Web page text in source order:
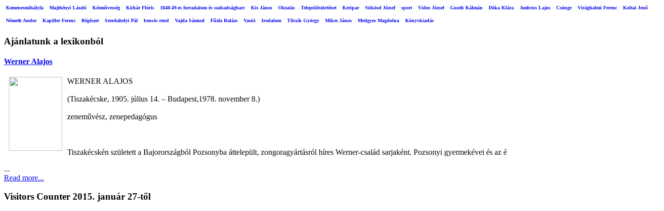
Kemenesmihályfa Majthényi László Kézművesség Kühár Flóris 1848-49-es forradalom és szabadságharc Kis János Oktatás Településtörténet Keripar Sükösd József sport Vidos József Guoth Kálmán Dóka Klára Ambrus Lajos Csönge Virághalmi Ferenc Koltai Jenő
Németh Andor Kapiller Ferenc Régészet Szerdahelyi Pál bencés rend Vajda Sámuel Fűzfa Balázs Vasút Irodalom Tilcsik György Mikes János Medgyes Magdolna Könyvkiadás
Ajánlatunk a lexikonból
Werner Alajos
WERNER ALAJOS
(Tiszakécske, 1905. július 14. – Budapest,1978. november 8.)
zeneművész, zenepedagógus
Tiszakécskén született a Bajorországból Pozsonyba áttelepült, zongoragyártásról híres Werner-család sarjaként. Pozsonyi gyermekévei és az é
...
Read more...
Visitors Counter 2015. január 27-től